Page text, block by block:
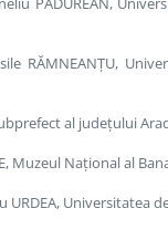
RĂMNEANȚU,
al județului
Muzeul Național al
URDEA, Universitatea